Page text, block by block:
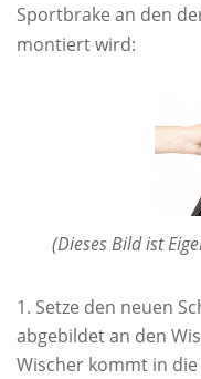
Sportbrake an den
montiert wird:
(Dieses Bild ist
Setze den neuen
abgebildet an den
Wischer kommt in